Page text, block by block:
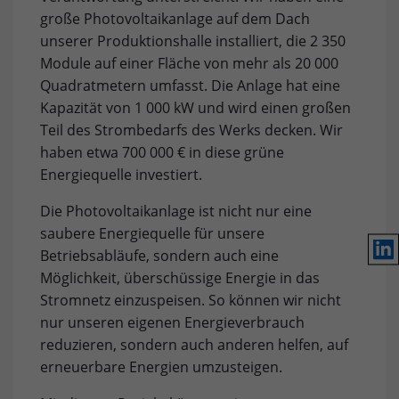
große Photovoltaikanlage auf dem Dach
unserer Produktionshalle installiert, die 2 350
Module auf einer Fläche von mehr als 20 000
Quadratmetern umfasst. Die Anlage hat eine
Kapazität von 1 000 kW und wird einen großen
Teil des Strombedarfs des Werks decken. Wir
haben etwa 700 000 € in diese grüne
Energiequelle investiert.
Die Photovoltaikanlage ist nicht nur eine
saubere Energiequelle für unsere
Betriebsabläufe, sondern auch eine
Möglichkeit, überschüssige Energie in das
Stromnetz einzuspeisen. So können wir nicht
nur unseren eigenen Energieverbrauch
reduzieren, sondern auch anderen helfen, auf
erneuerbare Energien umzusteigen.
Provider TYPO3
Lebensdauer 1 Jahr
Zweck
Speichert die gewählten Tracking-
Opt-in-Einstellungen.
Analyse & Optimierung: Google Analytics
Unsere Website verwendet Google Analytics. Dadurch
kann das Verhalten der Seitenbesucher nachverfolgt
werden. Dies ermöglicht es, die Wirksamkeit von
Werbeanzeigen für statistische und
Marktforschungszwecke zu bewerten und zukünftige
Werbemaßnahmen zu optimieren. Bitte beachten Sie,
dass Daten hierbei in die USA übermittelt werden
Angemessenheitsbeschluss (Data Privacy Framework).
Name _ga
Provider Google Analytics
Lebensdauer 1 Jahr
Wird verwendet, um einzelne Nutzer
Cookie-Einstellungen und Informationen anzeigen
Marketing: Facebook
Durch das Akzeptieren von Marketing-Cookies geben Sie
uns Ihre Zustimmung, Cookies auf dem von Ihnen
verwendeten Gerät zu setzen, um Ihnen relevante Inhalte
bereitzustellen. Diese Cookies werden von unseren